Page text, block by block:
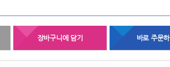
장바구니에 담기 바로 주문